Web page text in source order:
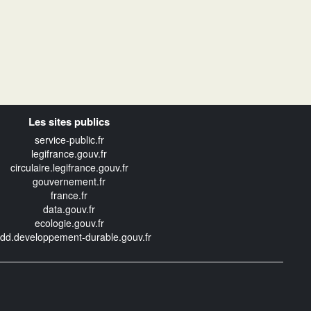
Les sites publics
service-public.fr
legifrance.gouv.fr
circulaire.legifrance.gouv.fr
gouvernement.fr
france.fr
data.gouv.fr
ecologie.gouv.fr
durable.gouv.fr